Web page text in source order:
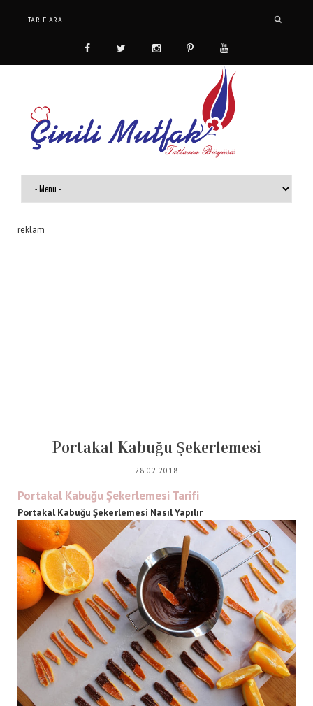
reklam
Portakal Kabuğu Şekerlemesi
28.02.2018
Portakal Kabuğu Şekerlemesi Tarifi
Portakal Kabuğu Şekerlemesi Nasıl Yapılır